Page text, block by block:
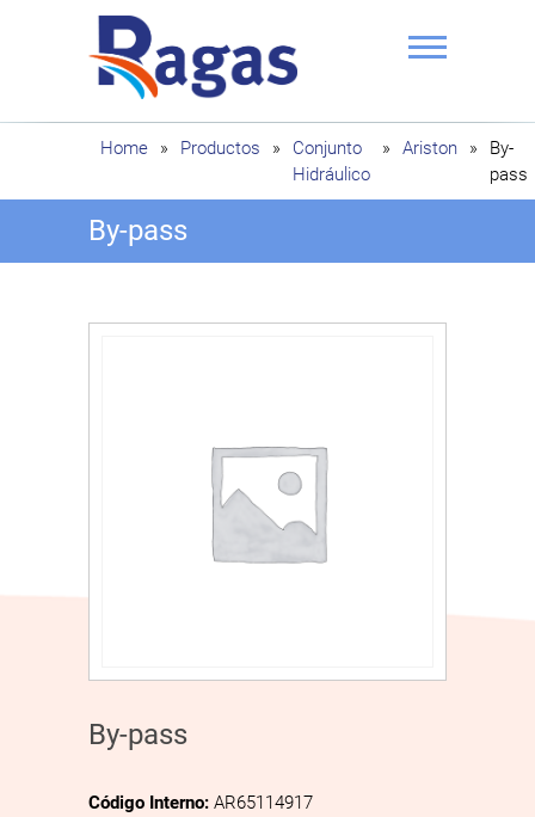
Ragas
Home » Productos »
Conjunto
Hidráulico
» Ariston »
By-
pass
By-pass
By-pass
Código Interno: AR65114917